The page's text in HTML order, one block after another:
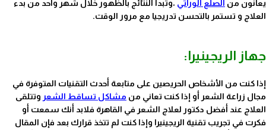
يعانون من الصلع الوراثي ،وتبدأ النتائج بالظهور خلال شهر واحد من بدء
العلاج و تستمر بالتحسن تدريجيا مع مرور الوقت.
جهاز الريجينيرا:
إذا كنت من الأشخاص الحريصين على متابعة أحدث التقنيات المتوفرة في
مجال زراعة الشعر أو إذا كنت تعاني من مشاكل تساقط الشعر وتتلقى
العلاج عند أفضل دكتور لعلاج الشعر في القاهرة فلابد أنك سمعت أو
فكرت في تجريب تقنية الريجينيرا وإذا كنت لم تتخذ قرارك بعد فإن المقال